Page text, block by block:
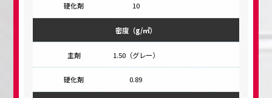
10
密度（g/㎥）
1.50（グレー）
0.89